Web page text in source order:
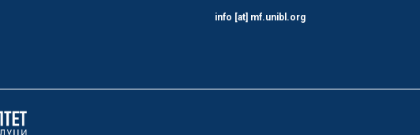
info [at] mf.unibl.org